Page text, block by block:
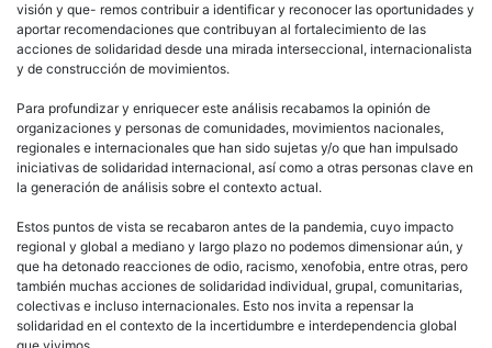
visión y que- remos contribuir a identificar y reconocer las oportunidades y
aportar recomendaciones que contribuyan al fortalecimiento de las
acciones de solidaridad desde una mirada interseccional, internacionalista
y de construcción de movimientos.
Para profundizar y enriquecer este análisis recabamos la opinión de
organizaciones y personas de comunidades, movimientos nacionales,
regionales e internacionales que han sido sujetas y/o que han impulsado
iniciativas de solidaridad internacional, así como a otras personas clave en
la generación de análisis sobre el contexto actual.
Estos puntos de vista se recabaron antes de la pandemia, cuyo impacto
regional y global a mediano y largo plazo no podemos dimensionar aún, y
que ha detonado reacciones de odio, racismo, xenofobia, entre otras, pero
también muchas acciones de solidaridad individual, grupal, comunitarias,
colectivas e incluso internacionales. Esto nos invita a repensar la
solidaridad en el contexto de la incertidumbre e interdependencia global